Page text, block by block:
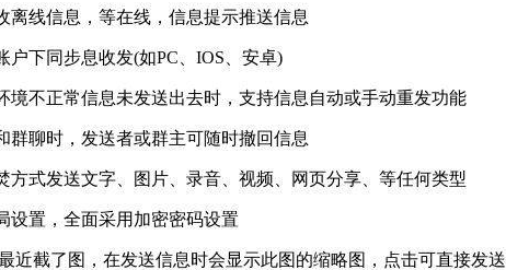
离线信息，等在线，信息提示推送信息
户下同步息收发(如PC、IOS、安卓)
境不正常信息未发送出去时，支持信息自动或手动重发功能
群聊时，发送者或群主可随时撤回信息
方式发送文字、图片、录音、视频、网页分享、等任何类型
设置，全面采用加密密码设置
近截了图，在发送信息时会显示此图的缩略图，点击可直接发送